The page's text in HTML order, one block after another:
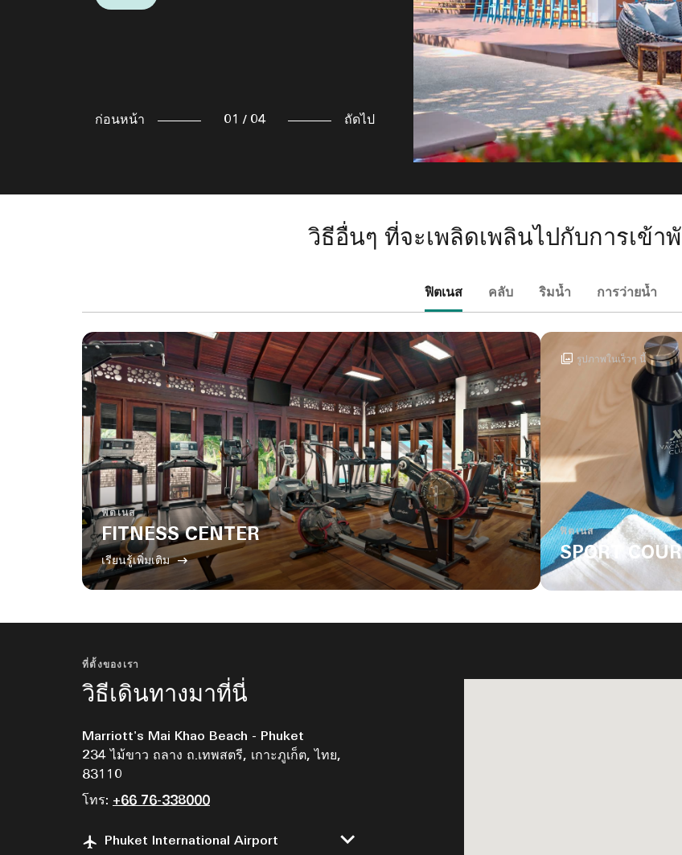
ก่อนหน้า 01 / 04 ถัดไป
วิธีอื่นๆ ที่จะเพลิดเพลินไปกับการเข้
ฟิตเนส คลับ ริมน้ำ การว่ายน้ำ
ฟิตเนส
FITNESS CENTER
เรียนรู้เพิ่มเติม
รูปภาพในเร็วๆ นี้
ฟิตเนส
SPORT
ที่ตั้งของเรา
วิธีเดินทางมาที่นี่
Marriott's Mai Khao Beach - Phuket
234 ไม้ขาว ถลาง ถ.เทพสตรี, เกาะภูเก็ต, ไทย,
83110
โทร: +66 76-338000
Phuket International Airport